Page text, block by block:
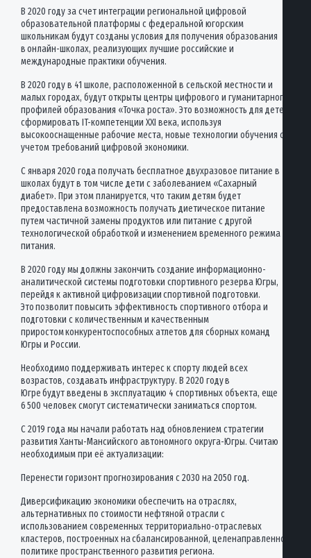
В 2020 году за счет интеграции региональной цифровой
образовательной платформы с федеральной югорским
школьникам будут созданы условия для получения образования
в онлайн-школах, реализующих лучшие российские и
международные практики обучения.
В 2020 году в 41 школе, расположенной в сельской местности и
малых городах, будут открыты центры цифрового и гуманитарного
профилей образования «Точка роста». Это возможность для детей
сформировать IT-компетенции ХХI века, используя
высокооснащенные рабочие места, новые технологии обучения с
учетом требований цифровой экономики.
С января 2020 года получать бесплатное двухразовое питание в
школах будут в том числе дети с заболеванием «Сахарный
диабет». При этом планируется, что таким детям будет
предоставлена возможность получать диетическое питание
путем частичной замены продуктов или питание с другой
технологической обработкой и изменением временного режима
питания.
В 2020 году мы должны закончить создание информационно-
аналитической системы подготовки спортивного резерва Югры,
перейдя к активной цифровизации спортивной подготовки.
Это позволит повысить эффективность спортивного отбора и
подготовки с количественным и качественным
приростом конкурентоспособных атлетов для сборных команд
Югры и России.
Необходимо поддерживать интерес к спорту людей всех
возрастов, создавать инфраструктуру. В 2020 году в
Югре будут введены в эксплуатацию 4 спортивных объекта, еще
6 500 человек смогут систематически заниматься спортом.
С 2019 года мы начали работать над обновлением стратегии
развития Ханты-Мансийского автономного округа-Югры. Считаю
необходимым при её актуализации:
Перенести горизонт прогнозирования с 2030 на 2050 год.
Диверсификацию экономики обеспечить на отраслях,
альтернативных по стоимости нефтяной отрасли с
использованием современных территориально-отраслевых
кластеров, построенных на сбалансированной, целенаправленной
политике пространственного развития региона.